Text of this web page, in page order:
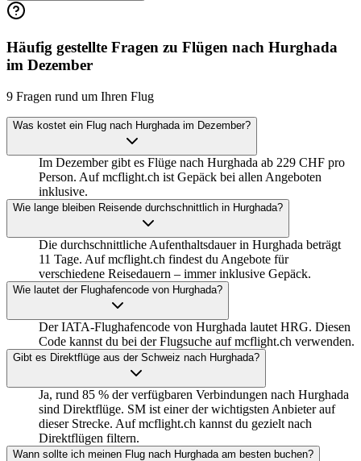
Häufig gestellte Fragen zu Flügen nach Hurghada
im Dezember
9 Fragen rund um Ihren Flug
Was kostet ein Flug nach Hurghada im Dezember?
Im Dezember gibt es Flüge nach Hurghada ab 229 CHF pro
Person. Auf mcflight.ch ist Gepäck bei allen Angeboten
inklusive.
Wie lange bleiben Reisende durchschnittlich in Hurghada?
Die durchschnittliche Aufenthaltsdauer in Hurghada beträgt
11 Tage. Auf mcflight.ch findest du Angebote für
verschiedene Reisedauern – immer inklusive Gepäck.
Wie lautet der Flughafencode von Hurghada?
Der IATA-Flughafencode von Hurghada lautet HRG. Diesen
Code kannst du bei der Flugsuche auf mcflight.ch verwenden.
Gibt es Direktflüge aus der Schweiz nach Hurghada?
Ja, rund 85 % der verfügbaren Verbindungen nach Hurghada
sind Direktflüge. SM ist einer der wichtigsten Anbieter auf
dieser Strecke. Auf mcflight.ch kannst du gezielt nach
Direktflügen filtern.
Wann sollte ich meinen Flug nach Hurghada am besten buchen?